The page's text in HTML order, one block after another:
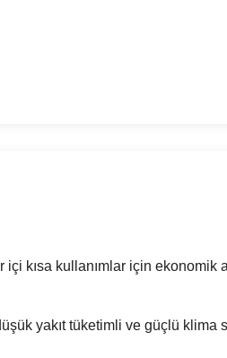
kısa kullanımlar için ekonomik
yakıt tüketimli ve güçlü klima